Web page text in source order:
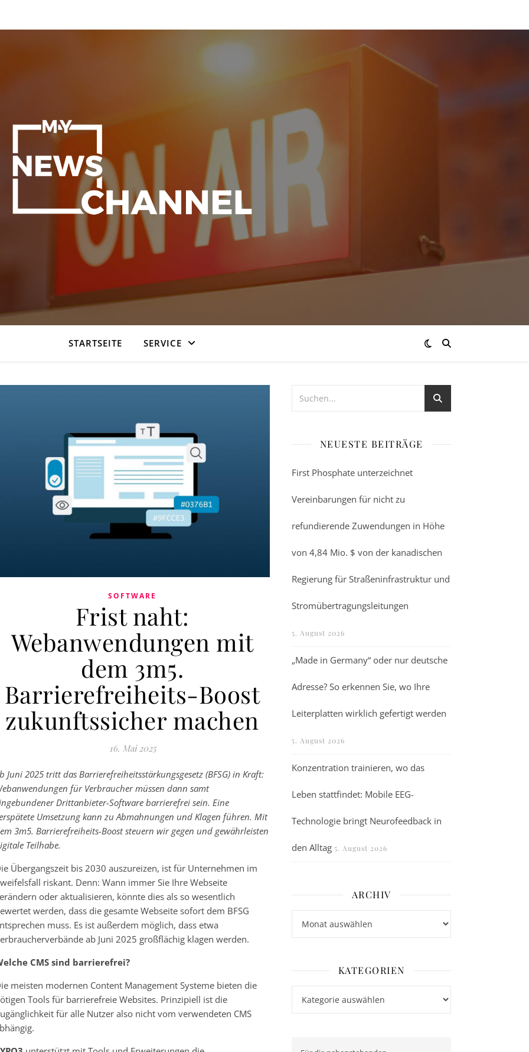
STARTSEITE SERVICE
SOFTWARE
Frist naht:
Webanwendungen mit
dem 3m5.
Barrierefreiheits-Boost
zukunftssicher machen
16. Mai 2025
Juni 2025 tritt das Barrierefreiheitsstärkungsgesetz (BFSG) in Kraft:
für Verbraucher müssen dann samt
Drittanbieter-Software barrierefrei sein. Eine
Umsetzung kann zu Abmahnungen und Klagen führen. Mit
3m5. Barrierefreiheits-Boost steuern wir gegen und gewährleisten
Teilhabe.
Übergangszeit bis 2030 auszureizen, ist für Unternehmen im
riskant. Denn: Wann immer Sie Ihre Webseite
oder aktualisieren, könnte dies als so wesentlich
werden, dass die gesamte Webseite sofort dem BFSG
muss. Es ist außerdem möglich, dass etwa
ab Juni 2025 großflächig klagen werden.
CMS sind barrierefrei?
meisten modernen Content Management Systeme bieten die
Tools für barrierefreie Websites. Prinzipiell ist die
für alle Nutzer also nicht vom verwendeten CMS
NEUESTE BEITRÄGE
First Phosphate unterzeichnet
Vereinbarungen für nicht zu
refundierende Zuwendungen in Höhe
von 4,84 Mio. $ von der kanadischen
Regierung für Straßeninfrastruktur und
Stromübertragungsleitungen
5. August 2026
„Made in Germany“ oder nur deutsche
Adresse? So erkennen Sie, wo Ihre
Leiterplatten wirklich gefertigt werden
5. August 2026
Konzentration trainieren, wo das
Leben stattfindet: Mobile EEG-
Technologie bringt Neurofeedback in
den Alltag 5. August 2026
ARCHIV
KATEGORIEN